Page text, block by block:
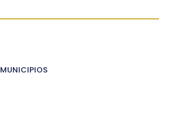
MUNICIPIOS